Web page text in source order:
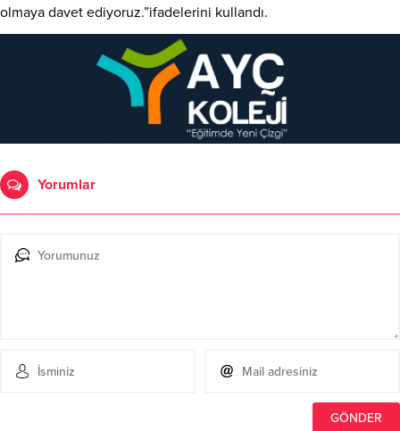
olmaya davet ediyoruz.”ifadelerini kullandı.
Yorumlar